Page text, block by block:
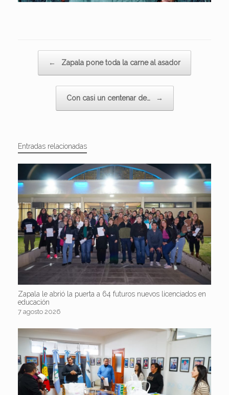
← Zapala pone toda la carne al asador
Con casi un centenar de… →
Entradas relacionadas
Zapala le abrió la puerta a 64 futuros nuevos licenciados en
educación
7 agosto 2026